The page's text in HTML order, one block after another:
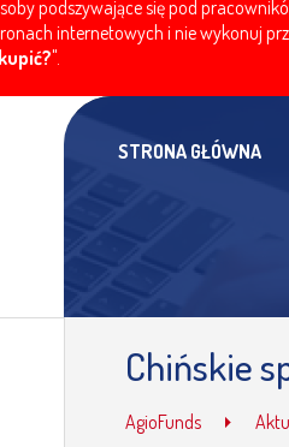
podszywające się pod
internetowych i nie wykonuj
".
STRONA GŁÓWNA
Chińskie
AgioFunds